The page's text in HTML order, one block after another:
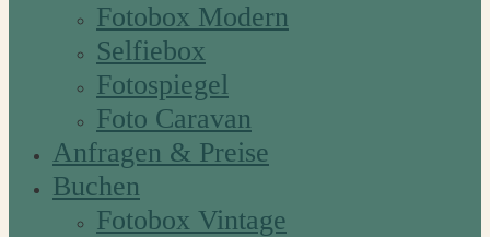
Fotobox Modern
Selfiebox
Fotospiegel
Foto Caravan
Anfragen & Preise
Buchen
Fotobox Vintage